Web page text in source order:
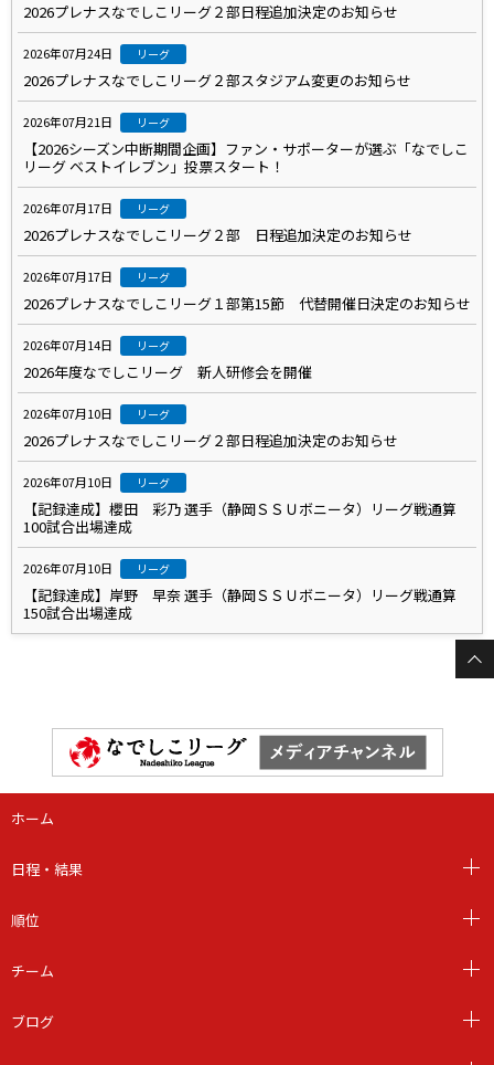
2026プレナスなでしこリーグ２部日程追加決定のお知らせ
2026年07月24日 リーグ
2026プレナスなでしこリーグ２部スタジアム変更のお知らせ
2026年07月21日 リーグ
【2026シーズン中断期間企画】ファン・サポーターが選ぶ「なでしこ
リーグ ベストイレブン」投票スタート！
2026年07月17日 リーグ
2026プレナスなでしこリーグ２部 日程追加決定のお知らせ
2026年07月17日 リーグ
2026プレナスなでしこリーグ１部第15節 代替開催日決定のお知らせ
2026年07月14日 リーグ
2026年度なでしこリーグ 新人研修会を開催
2026年07月10日 リーグ
2026プレナスなでしこリーグ２部日程追加決定のお知らせ
2026年07月10日 リーグ
【記録達成】櫻田 彩乃 選手（静岡ＳＳＵボニータ）リーグ戦通算
100試合出場達成
2026年07月10日 リーグ
【記録達成】岸野 早奈 選手（静岡ＳＳＵボニータ）リーグ戦通算
150試合出場達成
ホーム
日程・結果
順位
チーム
ブログ